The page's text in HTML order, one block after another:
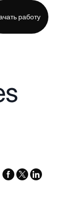
работу
facebook
x-
linkedin